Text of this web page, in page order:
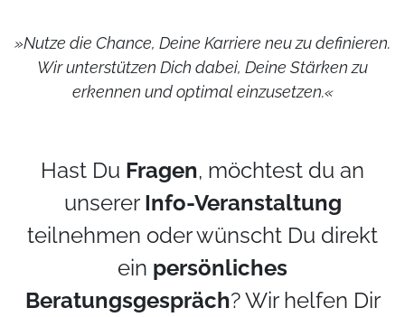
»Nutze die Chance, Deine Karriere neu zu definieren.
Wir unterstützen Dich dabei, Deine Stärken zu
erkennen und optimal einzusetzen.«
Hast Du Fragen, möchtest du an
unserer Info-Veranstaltung
teilnehmen oder wünscht Du direkt
ein persönliches
Beratungsgespräch? Wir helfen Dir